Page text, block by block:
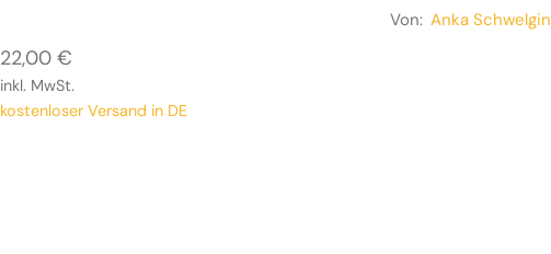
Von: Anka Schwelgin
22,00€
inkl. MwSt.
kostenloser Versand in DE